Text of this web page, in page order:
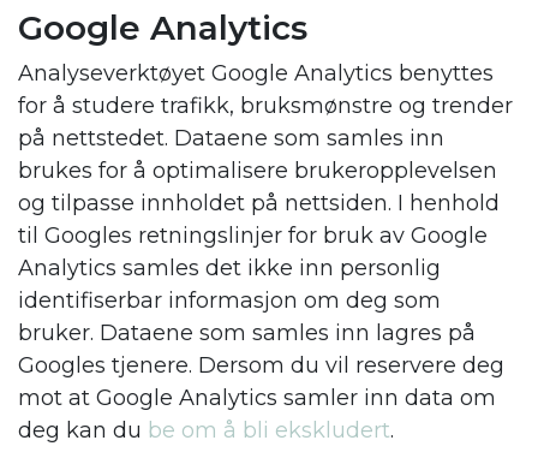
Google Analytics
Analyseverktøyet Google Analytics benyttes
for å studere trafikk, bruksmønstre og trender
på nettstedet. Dataene som samles inn
brukes for å optimalisere brukeropplevelsen
og tilpasse innholdet på nettsiden. I henhold
til Googles retningslinjer for bruk av Google
Analytics samles det ikke inn personlig
identifiserbar informasjon om deg som
bruker. Dataene som samles inn lagres på
Googles tjenere. Dersom du vil reservere deg
mot at Google Analytics samler inn data om
deg kan du be om å bli ekskludert.